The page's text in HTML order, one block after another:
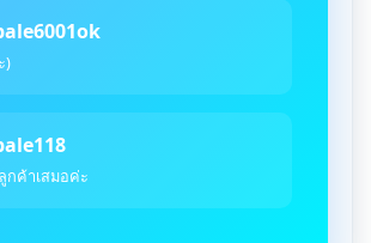
)
กค้าเสมอค่ะ